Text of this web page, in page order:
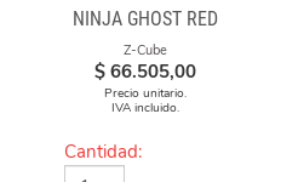
NINJA GHOST RED
Z-Cube
$ 66.505,00
Precio unitario.
IVA incluido.
Cantidad: